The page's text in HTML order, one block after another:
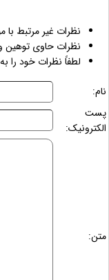
نظرات غیر مرتبط
نظرات حاوی توهین
لطفاً نظرات خود را
نام:
پست
الکترونیک:
متن: